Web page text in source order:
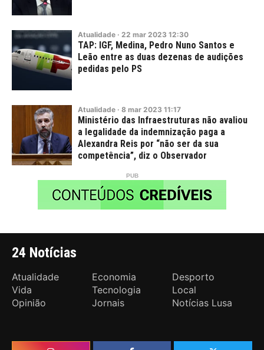
Atualidade · 22 mar 2023 12:30
TAP: IGF, Medina, Pedro Nuno Santos e
Leão entre as duas dezenas de audições
pedidas pelo PS
Atualidade · 8 mar 2023 11:17
Ministério das Infraestruturas não avaliou
a legalidade da indemnização paga a
Alexandra Reis por “não ser da sua
competência”, diz o Observador
24 Notícias
Atualidade Economia
Desporto
Vida
Tecnologia
Local
Opinião
Jornais Notícias Lusa